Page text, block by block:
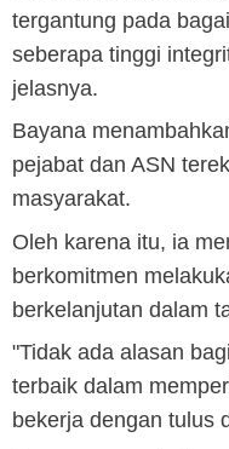
tergantung pada
seberapa tinggi
jelasnya.
Bayana
pejabat dan ASN
masyarakat.
Oleh karena itu, ia
berkomitmen
berkelanjutan dalam
"Tidak ada alasan
terbaik dalam
bekerja dengan tulus